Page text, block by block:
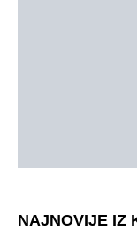
NAJNOVIJE IZ